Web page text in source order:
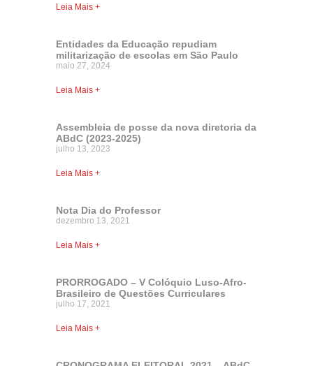
Leia Mais +
Entidades da Educação repudiam
militarização de escolas em São Paulo
maio 27, 2024
Leia Mais +
Assembleia de posse da nova diretoria da
ABdC (2023-2025)
julho 13, 2023
Leia Mais +
Nota Dia do Professor
dezembro 13, 2021
Leia Mais +
PRORROGADO – V Colóquio Luso-Afro-
Brasileiro de Questões Curriculares
julho 17, 2021
Leia Mais +